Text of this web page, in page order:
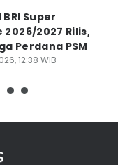
Super
2026/2027 Rilis,
Perdana PSM
12:38 WIB